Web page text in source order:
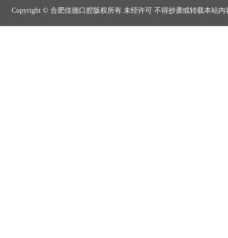
Copyright © 合肥佳德口腔版权所有 未经许可 不得抄袭或转载本站